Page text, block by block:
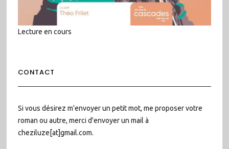
Lecture en cours
CONTACT
Si vous désirez m'envoyer un petit mot, me proposer votre
roman ou autre, merci d'envoyer un mail à
cheziluze[at]gmail.com.